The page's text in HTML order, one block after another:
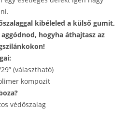
kibéleled a külső gumit,
hogyha áthajtasz az
(választható)
kompozit
védőszalag